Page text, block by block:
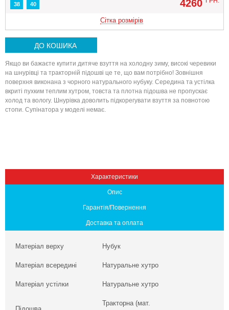
38 40 4260
Сітка розмірів
ДО КОШИКА
Якщо ви бажаєте купити дитяче взуття на холодну зиму, високі черевики
на шнурівці та тракторній підошві це те, що вам потрібно! Зовнішня
поверхня виконана з чорного натурального нубуку. Середина та устілка
вкриті пухким теплим хутром, товста та плотна підошва не пропускає
холод та вологу. Шнурівка доволить підкорегувати взуття за повнотою
стопи. Супінатора у моделі немає.
Характеристики
Опис
Гарантія/Повернення
Доставка та оплата
Матеріал верху Нубук
Матеріал всередині Натуральне хутро
Матеріал устілки Натуральне хутро
Тракторна (мат.